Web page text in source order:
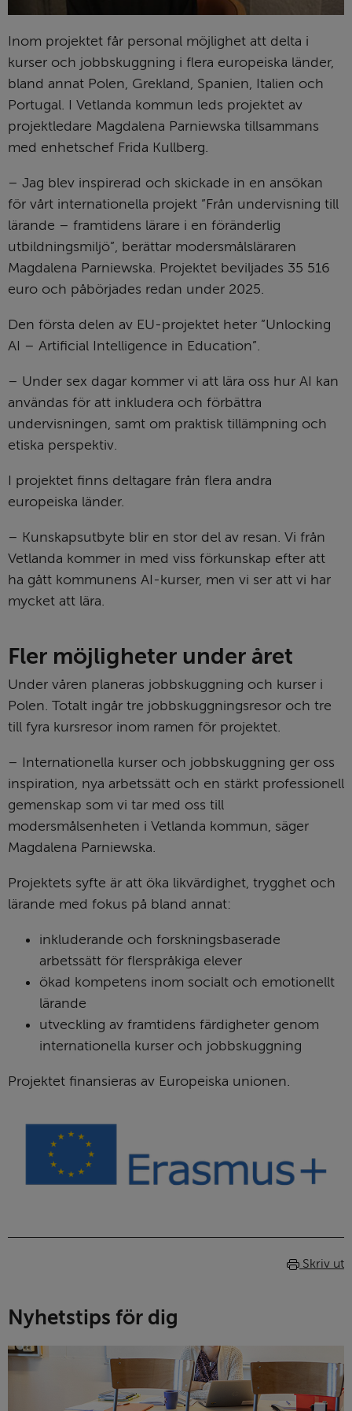
Inom projektet får personal möjlighet att delta i
kurser och jobbskuggning i flera europeiska länder,
bland annat Polen, Grekland, Spanien, Italien och
Portugal. I Vetlanda kommun leds projektet av
projektledare Magdalena Parniewska tillsammans
med enhetschef Frida Kullberg.
– Jag blev inspirerad och skickade in en ansökan
för vårt internationella projekt ”Från undervisning till
lärande – framtidens lärare i en föränderlig
utbildningsmiljö”, berättar modersmålsläraren
Magdalena Parniewska. Projektet beviljades 35 516
euro och påbörjades redan under 2025.
Den första delen av EU-projektet heter ”Unlocking
AI – Artificial Intelligence in Education”.
– Under sex dagar kommer vi att lära oss hur AI kan
användas för att inkludera och förbättra
undervisningen, samt om praktisk tillämpning och
etiska perspektiv.
I projektet finns deltagare från flera andra
europeiska länder.
– Kunskapsutbyte blir en stor del av resan. Vi från
Vetlanda kommer in med viss förkunskap efter att
ha gått kommunens AI-kurser, men vi ser att vi har
mycket att lära.
Fler möjligheter under året
Under våren planeras jobbskuggning och kurser i
Polen. Totalt ingår tre jobbskuggningsresor och tre
till fyra kursresor inom ramen för projektet.
– Internationella kurser och jobbskuggning ger oss
inspiration, nya arbetssätt och en stärkt professionell
gemenskap som vi tar med oss till
modersmålsenheten i Vetlanda kommun, säger
Magdalena Parniewska.
Projektets syfte är att öka likvärdighet, trygghet och
lärande med fokus på bland annat:
inkluderande och forskningsbaserade
arbetssätt för flerspråkiga elever
ökad kompetens inom socialt och emotionellt
lärande
utveckling av framtidens färdigheter genom
internationella kurser och jobbskuggning
Projektet finansieras av Europeiska unionen.
Skriv ut
Nyhetstips för dig